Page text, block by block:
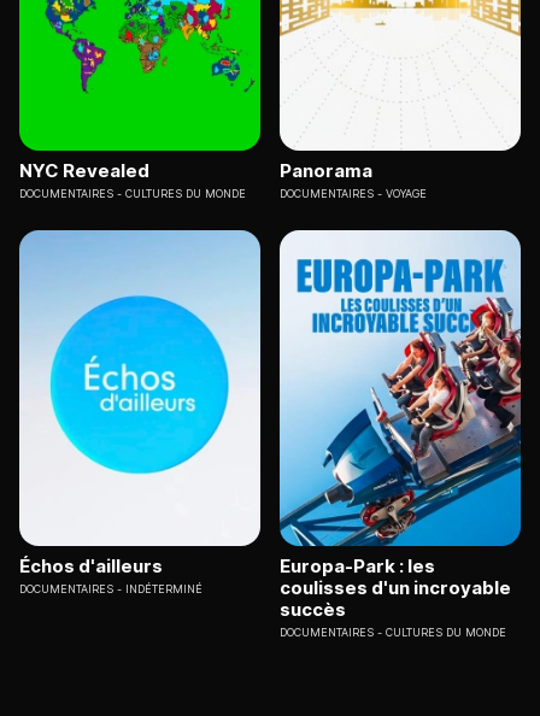
NYC Revealed
DOCUMENTAIRES CULTURES DU MONDE
Panorama
DOCUMENTAIRES VOYAGE
Échos d'ailleurs
DOCUMENTAIRES INDÉTERMINÉ
Europa-Park : les
coulisses d'un incroyable
succès
DOCUMENTAIRES CULTURES DU MONDE